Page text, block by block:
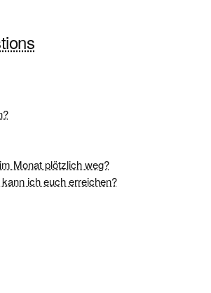
Monat plötzlich weg?
ich euch erreichen?